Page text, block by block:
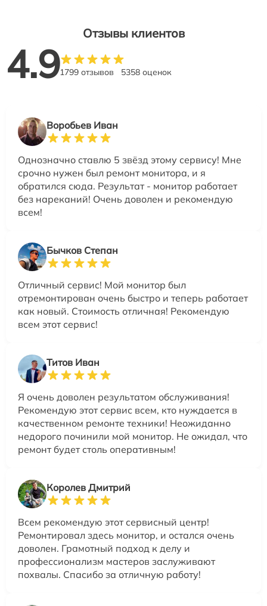
Отзывы клиентов
4.91799 отзывов 5358 оценок
Воробьев Иван
Однозначно ставлю 5 звёзд этому сервису! Мне
срочно нужен был ремонт монитора, и я
обратился сюда. Результат - монитор работает
без нареканий! Очень доволен и рекомендую
всем!
Бычков Степан
Отличный сервис! Мой монитор был
отремонтирован очень быстро и теперь работает
как новый. Стоимость отличная! Рекомендую
всем этот сервис!
Титов Иван
Я очень доволен результатом обслуживания!
Рекомендую этот сервис всем, кто нуждается в
качественном ремонте техники! Неожиданно
недорого починили мой монитор. Не ожидал, что
ремонт будет столь оперативным!
Королев Дмитрий
Всем рекомендую этот сервисный центр!
Ремонтировал здесь монитор, и остался очень
доволен. Грамотный подход к делу и
профессионализм мастеров заслуживают
похвалы. Спасибо за отличную работу!